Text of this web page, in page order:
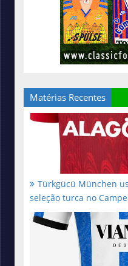
Matérias Recentes
Türkgücü München
seleção turca no